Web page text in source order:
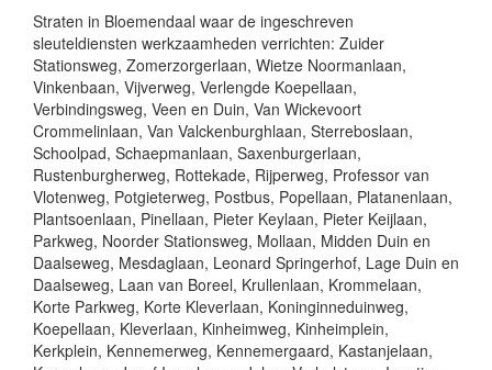
Straten in Bloemendaal waar de ingeschreven
sleuteldiensten werkzaamheden verrichten: Zuider
Stationsweg, Zomerzorgerlaan, Wietze Noormanlaan,
Vinkenbaan, Vijverweg, Verlengde Koepellaan,
Verbindingsweg, Veen en Duin, Van Wickevoort
Crommelinlaan, Van Valckenburghlaan, Sterreboslaan,
Schoolpad, Schaepmanlaan, Saxenburgerlaan,
Rustenburgherweg, Rottekade, Rijperweg, Professor van
Vlotenweg, Potgieterweg, Postbus, Popellaan, Platanenlaan,
Plantsoenlaan, Pinellaan, Pieter Keylaan, Pieter Keijlaan,
Parkweg, Noorder Stationsweg, Mollaan, Midden Duin en
Daalseweg, Mesdaglaan, Leonard Springerhof, Lage Duin en
Daalseweg, Laan van Boreel, Krullenlaan, Krommelaan,
Korte Parkweg, Korte Kleverlaan, Koninginneduinweg,
Koepellaan, Kleverlaan, Kinheimweg, Kinheimplein,
Kerkplein, Kennemerweg, Kennemergaard, Kastanjelaan,